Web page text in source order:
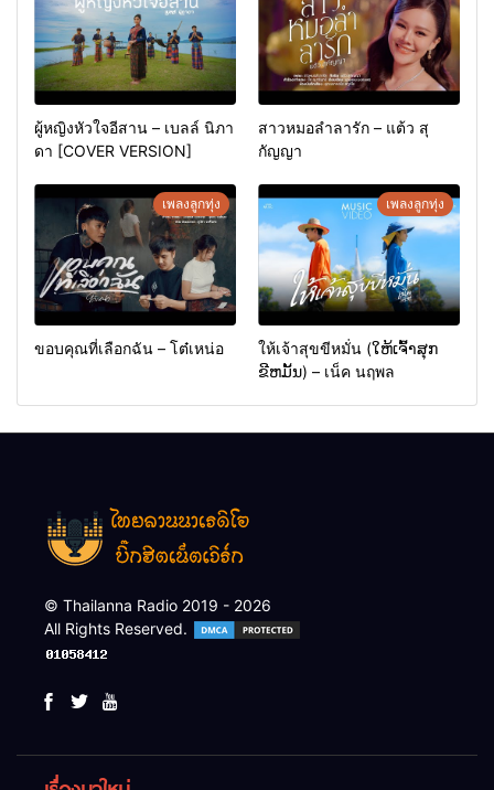
ผู้หญิงหัวใจอีสาน – เบลล์ นิภา
ดา [COVER VERSION]
สาวหมอลำลารัก – แต้ว สุ
กัญญา
เพลงลูกทุ่ง
ขอบคุณที่เลือกฉัน – โต๋เหน่อ
เพลงลูกทุ่ง
ให้เจ้าสุขขีหมั่น (ໃຫ້ເຈົ້າສຸກ
ຂີຫມັ້ນ) – เน็ค นฤพล
© Thailanna Radio 2019 - 2026
All Rights Reserved.